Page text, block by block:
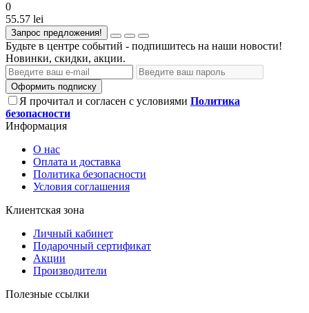
0
55.57 lei
Запрос предложения!
Будьте в центре событий - подпишитесь на наши новости!
Новинки, скидки, акции.
Оформить подписку
Я прочитал и согласен с условиями Политика
безопасности
Информация
О нас
Оплата и доставка
Политика безопасности
Условия соглашения
Клиентская зона
Личный кабинет
Подарочный сертификат
Акции
Производители
Полезные ссылки